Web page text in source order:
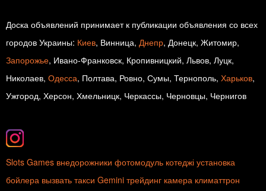
Доска объявлений принимает к публикации объявления со всех
городов Украины: Киев, Винница, Днепр, Донецк, Житомир,
Запорожье, Ивано-Франковск, Кропивницкий, Львов, Луцк,
Николаев, Одесса, Полтава, Ровно, Сумы, Тернополь, Харьков,
Ужгород, Херсон, Хмельницк, Черкассы, Черновцы, Чернигов
Slots Games внедорожники фотомодуль котеджі установка
бойлера вызвать такси Gemini трейдинг камера климаттрон